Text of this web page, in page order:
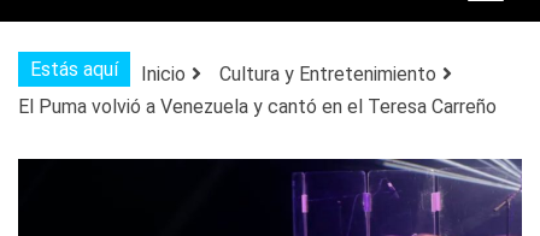
Estás aquí Inicio
Cultura y Entretenimiento
El Puma volvió a Venezuela y cantó en el Teresa Carreño